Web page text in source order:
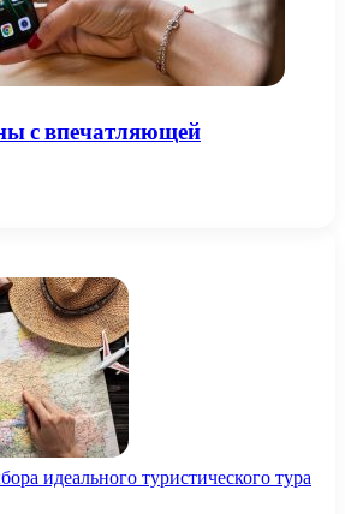
с впечатляющей
идеального туристического тура